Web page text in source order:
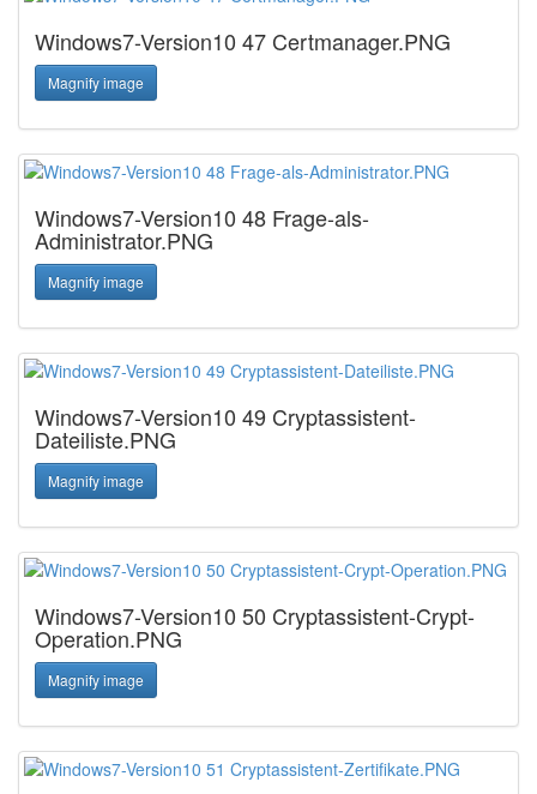
Windows7-Version10 47 Certmanager.PNG
Magnify image
Windows7-Version10 48 Frage-als-
Administrator.PNG
Magnify image
Windows7-Version10 49 Cryptassistent-
Dateiliste.PNG
Magnify image
Windows7-Version10 50 Cryptassistent-Crypt-
Operation.PNG
Magnify image